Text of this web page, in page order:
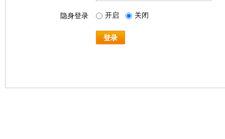
隐身登录 开启 关闭
登录